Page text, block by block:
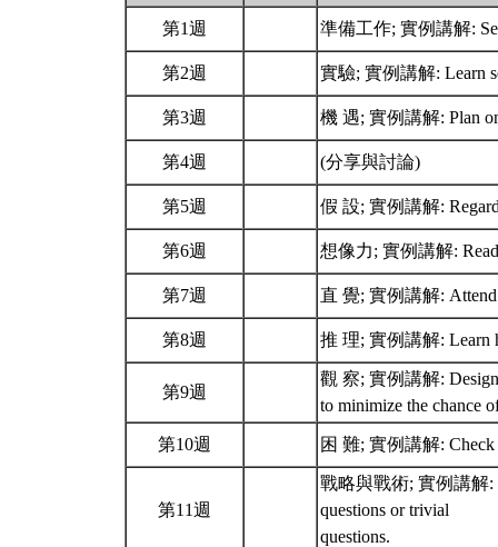
第1週 準備工作; 實例講解:
第2週 實驗; 實例講解: Learn
第3週 機 遇; 實例講解: Plan
第4週 (分享與討論)
第5週 假 設; 實例講解:
第6週 想像力; 實例講解:
第7週 直 覺; 實例講解: Attend
第8週 推 理; 實例講解: Learn
第9週
觀 察; 實例講解: Design
to minimize the chance
第10週 困 難; 實例講解: Check
第11週
戰略與戰術; 實例講解:
questions or trivial
questions.